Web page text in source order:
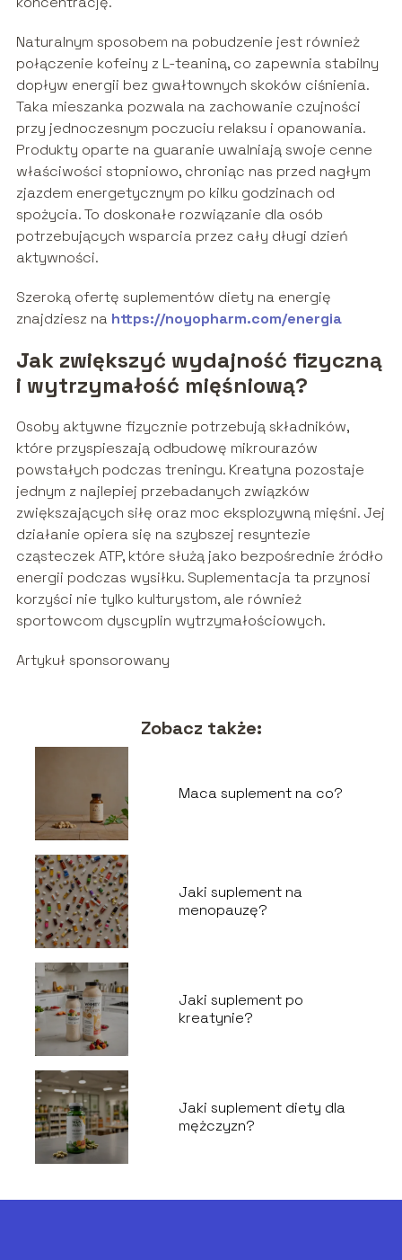
Naturalnym sposobem na pobudzenie jest również
połączenie kofeiny z L-teaniną, co zapewnia stabilny
dopływ energii bez gwałtownych skoków ciśnienia.
Taka mieszanka pozwala na zachowanie czujności
przy jednoczesnym poczuciu relaksu i opanowania.
Produkty oparte na guaranie uwalniają swoje cenne
właściwości stopniowo, chroniąc nas przed nagłym
zjazdem energetycznym po kilku godzinach od
spożycia. To doskonałe rozwiązanie dla osób
potrzebujących wsparcia przez cały długi dzień
aktywności.
Szeroką ofertę suplementów diety na energię
znajdziesz na https://noyopharm.com/energia
Jak zwiększyć wydajność fizyczną
i wytrzymałość mięśniową?
Osoby aktywne fizycznie potrzebują składników,
które przyspieszają odbudowę mikrourazów
powstałych podczas treningu. Kreatyna pozostaje
jednym z najlepiej przebadanych związków
zwiększających siłę oraz moc eksplozywną mięśni. Jej
działanie opiera się na szybszej resyntezie
cząsteczek ATP, które służą jako bezpośrednie źródło
energii podczas wysiłku. Suplementacja ta przynosi
korzyści nie tylko kulturystom, ale również
sportowcom dyscyplin wytrzymałościowych.
Artykuł sponsorowany
Zobacz także:
Maca suplement na co?
Jaki suplement na
menopauzę?
Jaki suplement po
kreatynie?
Jaki suplement diety dla
mężczyzn?